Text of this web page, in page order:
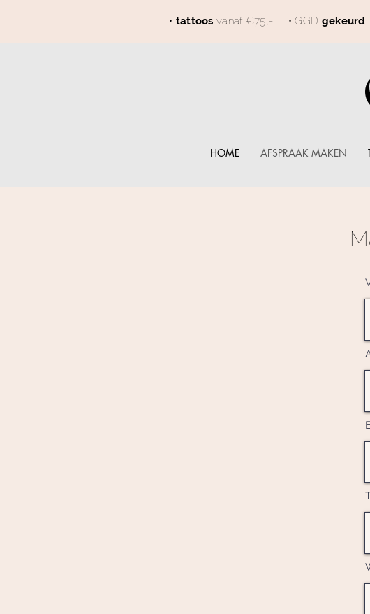
• tattoosvanaf €75,- • GGD
HOME AFSPRAAK MAKEN